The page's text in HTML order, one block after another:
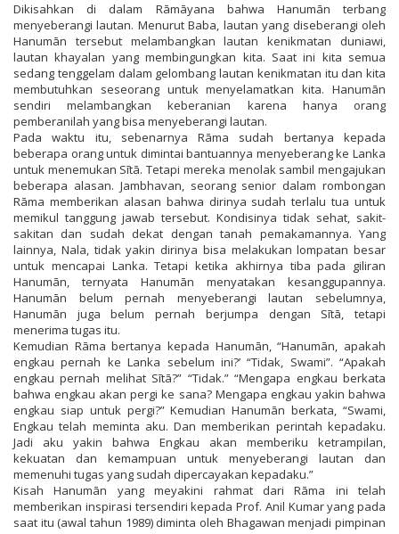
Dikisahkan di dalam Rāmāyana bahwa Hanumān terbang
menyeberangi lautan. Menurut Baba, lautan yang diseberangi oleh
Hanumān tersebut melambangkan lautan kenikmatan duniawi,
lautan khayalan yang membingungkan kita. Saat ini kita semua
sedang tenggelam dalam gelombang lautan kenikmatan itu dan kita
membutuhkan seseorang untuk menyelamatkan kita. Hanumān
sendiri melambangkan keberanian karena hanya orang
pemberanilah yang bisa menyeberangi lautan.
Pada waktu itu, sebenarnya Rāma sudah bertanya kepada
beberapa orang untuk dimintai bantuannya menyeberang ke Lanka
untuk menemukan Sītā. Tetapi mereka menolak sambil mengajukan
beberapa alasan. Jambhavan, seorang senior dalam rombongan
Rāma memberikan alasan bahwa dirinya sudah terlalu tua untuk
memikul tanggung jawab tersebut. Kondisinya tidak sehat, sakit-
sakitan dan sudah dekat dengan tanah pemakamannya. Yang
lainnya, Nala, tidak yakin dirinya bisa melakukan lompatan besar
untuk mencapai Lanka. Tetapi ketika akhirnya tiba pada giliran
Hanumān, ternyata Hanumān menyatakan kesanggupannya.
Hanumān belum pernah menyeberangi lautan sebelumnya,
Hanumān juga belum pernah berjumpa dengan Sītā, tetapi
menerima tugas itu.
Kemudian Rāma bertanya kepada Hanumān, “Hanumān, apakah
engkau pernah ke Lanka sebelum ini?’ “Tidak, Swami”. “Apakah
engkau pernah melihat Sītā?” “Tidak.” “Mengapa engkau berkata
bahwa engkau akan pergi ke sana? Mengapa engkau yakin bahwa
engkau siap untuk pergi?” Kemudian Hanumān berkata, “Swami,
Engkau telah meminta aku. Dan memberikan perintah kepadaku.
Jadi aku yakin bahwa Engkau akan memberiku ketrampilan,
kekuatan dan kemampuan untuk menyeberangi lautan dan
memenuhi tugas yang sudah dipercayakan kepadaku.”
Kisah Hanumān yang meyakini rahmat dari Rāma ini telah
memberikan inspirasi tersendiri kepada Prof. Anil Kumar yang pada
saat itu (awal tahun 1989) diminta oleh Bhagawan menjadi pimpinan